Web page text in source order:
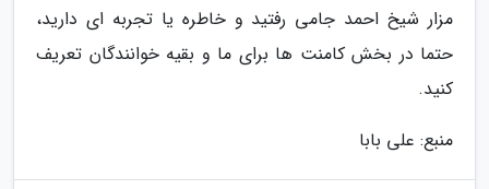
مزار شیخ احمد جامی رفتید و خاطره یا تجربه ای دارید،
حتما در بخش کامنت ها برای ما و بقیه خوانندگان تعریف
کنید.
منبع: علی بابا